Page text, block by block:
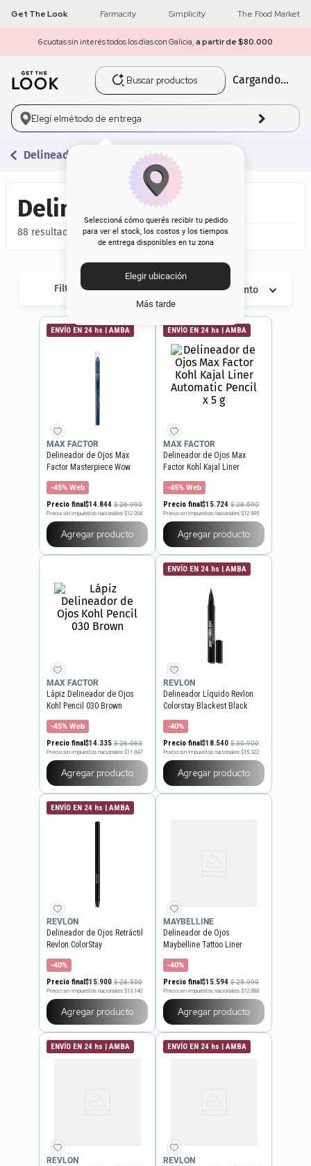
Get The Look Farmacity Simplicity The Food Market
6 cuotas sin interés todos los días con Galicia, a partir de $80.000
Buscar productos
Cargando...
Elegí elmétodo de entrega
Seleccioná cómo querés recibir tu pedido
para ver el stock, los costos y los tiempos
de entrega disponibles en tu zona
Elegir ubicación
Más tarde
Delineadores
Delineadores
88
Filtros Descuento
ENVÍO EN 24 hs | AMBA
MAX FACTOR
Delineador de Ojos Max
Factor Masterpiece Wow
Waterproof x 1,2 g
-45% Web
Precio final$14.844 $26.990
Precio sin impuestos nacionales $12.268
Agregar producto
ENVÍO EN 24 hs | AMBA
MAX FACTOR
Delineador de Ojos Max
Factor Kohl Kajal Liner
Automatic Pencil x 5 g
-45% Web
Precio final$15.724 $28.590
Precio sin impuestos nacionales $12.995
Agregar producto
MAX FACTOR
Lápiz Delineador de Ojos
Kohl Pencil 030 Brown
-45% Web
Precio final$14.335 $26.063
Precio sin impuestos nacionales $11.847
Agregar producto
ENVÍO EN 24 hs | AMBA
REVLON
Delineador Líquido Revlon
Colorstay Blackest Black
-40%
Precio final$18.540 $30.900
Precio sin impuestos nacionales $15.322
Agregar producto
ENVÍO EN 24 hs | AMBA
REVLON
Delineador de Ojos Retráctil
Revlon ColorStay
-40%
Precio final$15.900 $26.500
Precio sin impuestos nacionales $13.140
Agregar producto
MAYBELLINE
Delineador de Ojos
Maybelline Tattoo Liner
Smokey
-40%
Precio final$15.594 $25.990
Precio sin impuestos nacionales $12.888
Agregar producto
ENVÍO EN 24 hs | AMBA
REVLON
ENVÍO EN 24 hs | AMBA
REVLON
1 get the look
2 máscara pestañas
corrector
base